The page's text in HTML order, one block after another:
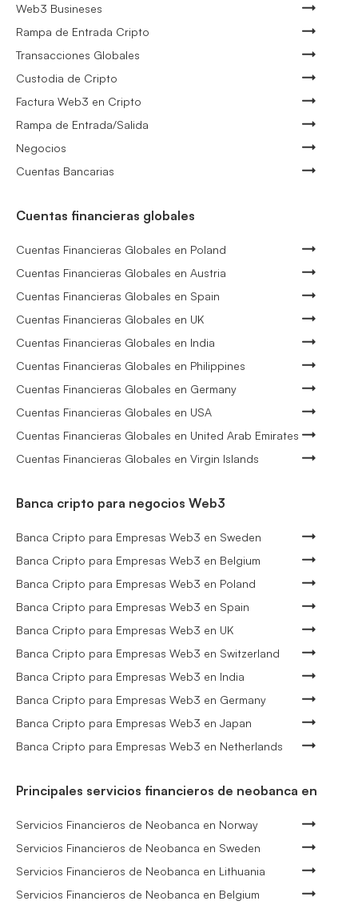
Web3 Busineses
Rampa de Entrada Cripto
Transacciones Globales
Custodia de Cripto
Factura Web3 en Cripto
Rampa de Entrada/Salida
Negocios
Cuentas Bancarias
Cuentas financieras globales
Cuentas Financieras Globales en Poland
Cuentas Financieras Globales en Austria
Cuentas Financieras Globales en Spain
Cuentas Financieras Globales en UK
Cuentas Financieras Globales en India
Cuentas Financieras Globales en Philippines
Cuentas Financieras Globales en Germany
Cuentas Financieras Globales en USA
Cuentas Financieras Globales en United Arab Emirates
Cuentas Financieras Globales en Virgin Islands
Banca cripto para negocios Web3
Banca Cripto para Empresas Web3 en Sweden
Banca Cripto para Empresas Web3 en Belgium
Banca Cripto para Empresas Web3 en Poland
Banca Cripto para Empresas Web3 en Spain
Banca Cripto para Empresas Web3 en UK
Banca Cripto para Empresas Web3 en Switzerland
Banca Cripto para Empresas Web3 en India
Banca Cripto para Empresas Web3 en Germany
Banca Cripto para Empresas Web3 en Japan
Banca Cripto para Empresas Web3 en Netherlands
Principales servicios financieros de neobanca en
Servicios Financieros de Neobanca en Norway
Servicios Financieros de Neobanca en Sweden
Servicios Financieros de Neobanca en Lithuania
Servicios Financieros de Neobanca en Belgium